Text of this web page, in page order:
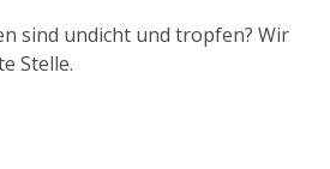
sind undicht und tropfen? Wir
Stelle.